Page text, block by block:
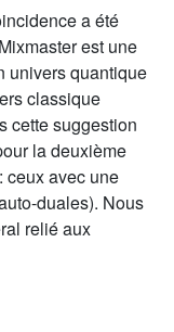
a été
est une
univers quantique
classique
cette suggestion
la deuxième
ceux avec une
duales). Nous
relié aux